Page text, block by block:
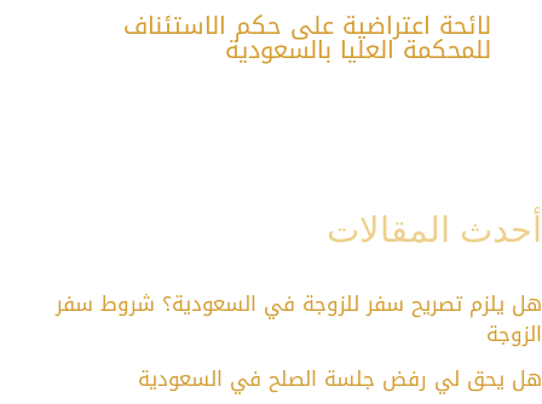
لائحة اعتراضية على حكم الاستئناف
للمحكمة العليا بالسعودية
أحدث المقالات
هل يلزم تصريح سفر للزوجة في السعودية؟ شروط سفر
الزوجة
هل يحق لي رفض جلسة الصلح في السعودية